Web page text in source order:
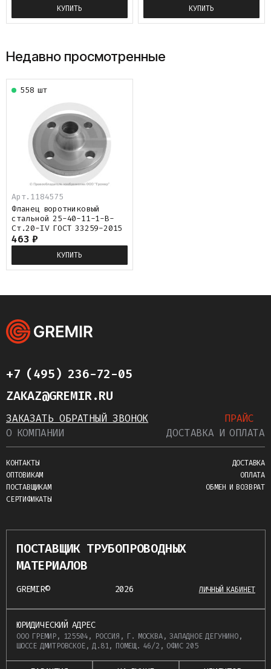
КУПИТЬ КУПИТЬ
Недавно просмотренные
Арт. 1184575
558 шт
Фланец воротниковый
стальной 25-40-11-1-B-
Ст.20-IV ГОСТ 33259-2015
463 ₽
КУПИТЬ
+7 (495) 236-72-05
ZAKAZ@GREMIR.RU
ЗАКАЗАТЬ ОБРАТНЫЙ ЗВОНОК
ПРАЙС
О КОМПАНИИ
КОНТАКТЫ
ОПТОВИКАМ
ПОСТАВЩИКАМ
СЕРТИФИКАТЫ
ДОСТАВКА И ОПЛАТА
ДОСТАВКА
ОПЛАТА
ОБМЕН И ВОЗВРАТ
ПОСТАВЩИК ТРУБОПРОВОДНЫХ
МАТЕРИАЛОВ
GREMIR© 2026 ЛИЧНЫЙ КАБИНЕТ
ЮРИДИЧЕСКИЙ АДРЕС
ООО ГРЕМИР, 125504, РОССИЯ, Г. МОСКВА, ЗАПАДНОЕ ДЕГУНИНО,
ШОССЕ ДМИТРОВСКОЕ, Д.81, ПОМЕЩ. 46/2, ОФИС 205